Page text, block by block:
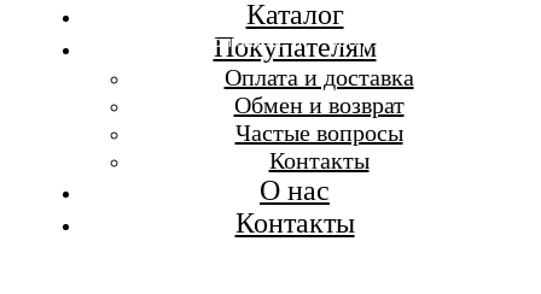
Бесплатная доставка при заказе от 7 000 р.
Каталог
Покупателям
Оплата и доставка
Обмен и возврат
Частые вопросы
Контакты
О нас
Контакты